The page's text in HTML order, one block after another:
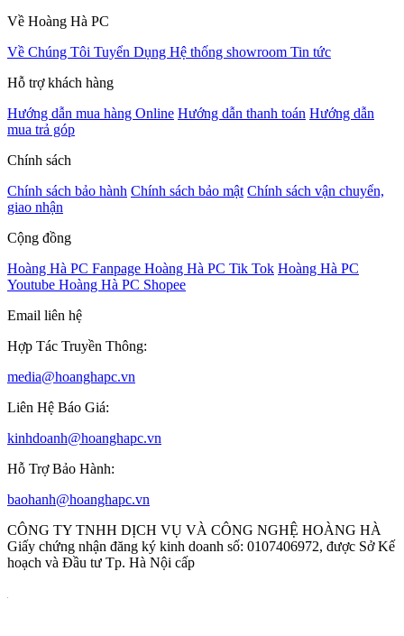
Về Hoàng Hà PC
Về Chúng Tôi Tuyển Dụng Hệ thống showroom Tin tức
Hỗ trợ khách hàng
Hướng dẫn mua hàng Online Hướng dẫn thanh toán Hướng dẫn
mua trả góp
Chính sách
Chính sách bảo hành Chính sách bảo mật Chính sách vận chuyển,
giao nhận
Cộng đồng
Hoàng Hà PC Fanpage Hoàng Hà PC Tik Tok Hoàng Hà PC
Youtube Hoàng Hà PC Shopee
Email liên hệ
Hợp Tác Truyền Thông:
media@hoanghapc.vn
Liên Hệ Báo Giá:
kinhdoanh@hoanghapc.vn
Hỗ Trợ Bảo Hành:
baohanh@hoanghapc.vn
CÔNG TY TNHH DỊCH VỤ VÀ CÔNG NGHỆ HOÀNG HÀ
Giấy chứng nhận đăng ký kinh doanh số: 0107406972, được Sở Kế
hoạch và Đầu tư Tp. Hà Nội cấp